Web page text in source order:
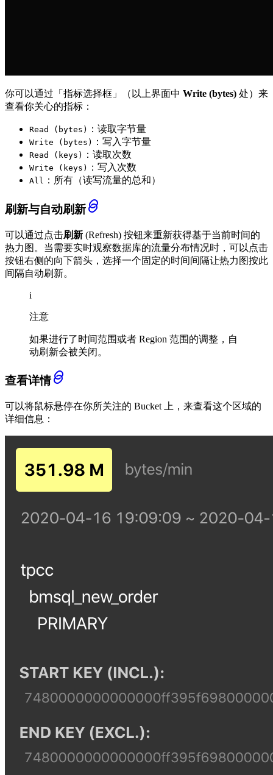
你可以通过「指标选择框」（以上界面中 Write (bytes) 处）来
查看你关心的指标：
Read (bytes) ：读取字节量
Write (bytes) ：写入字节量
Read (keys) ：读取次数
Write (keys) ：写入次数
All ：所有（读写流量的总和）
刷新与自动刷新
可以通过点击刷新 (Refresh) 按钮来重新获得基于当前时间的
热力图。当需要实时观察数据库的流量分布情况时，可以点击
按钮右侧的向下箭头，选择一个固定的时间间隔让热力图按此
间隔自动刷新。
i
注意
如果进行了时间范围或者 Region 范围的调整，自
动刷新会被关闭。
查看详情
可以将鼠标悬停在你所关注的 Bucket 上，来查看这个区域的
详细信息：